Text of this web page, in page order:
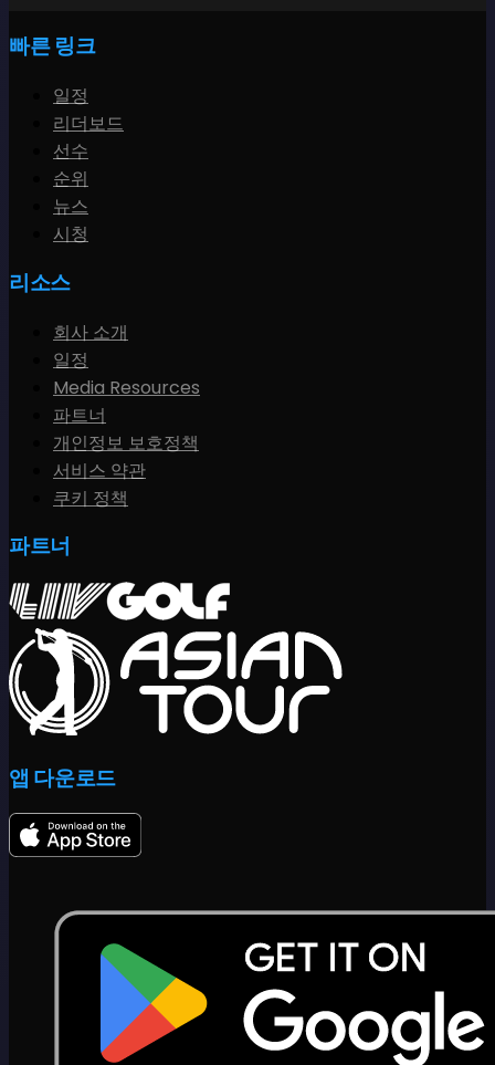
빠른 링크
일정
리더보드
선수
순위
뉴스
시청
리소스
회사 소개
일정
Media Resources
파트너
개인정보 보호정책
서비스 약관
쿠키 정책
파트너
앱 다운로드